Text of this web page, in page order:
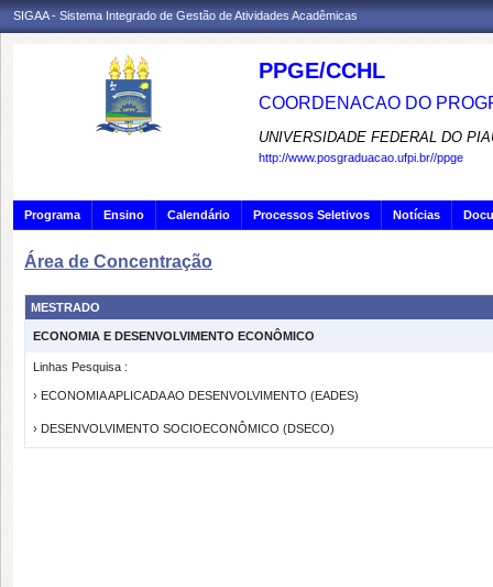
SIGAA - Sistema Integrado de Gestão de Atividades Acadêmicas
PPGE/CCHL
COORDENACAO DO
UNIVERSIDADE FEDERAL DO
http://www.posgraduacao.ufpi.br//ppge
Programa Ensino Calendário Processos Seletivos Notícias
Área de Concentração
MESTRADO
ECONOMIA E DESENVOLVIMENTO ECONÔMICO
Linhas Pesquisa :
› ECONOMIA APLICADA AO DESENVOLVIMENTO (EADES)
› DESENVOLVIMENTO SOCIOECONÔMICO (DSECO)